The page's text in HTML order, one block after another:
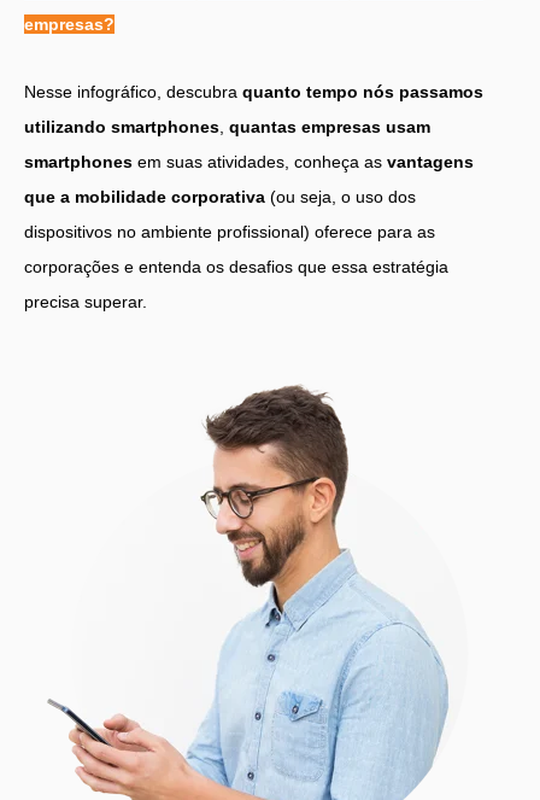
empresas?
Nesse infográfico, descubra quanto tempo nós passamos
utilizando smartphones quantas empresas usam
smartphones em suas atividades, conheça as vantagens
que a mobilidade corporativa (ou seja, o uso dos
dispositivos no ambiente profissional) oferece para as
corporações e entenda os desafios que essa estratégia
precisa superar.